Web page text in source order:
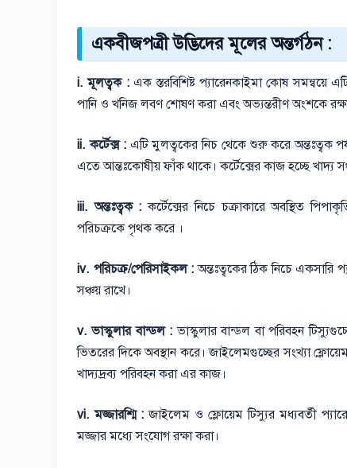
একবীজপত্রী উদ্ভিদের মূলের অন্তর্গঠন :
i. মূলত্বক :এক স্তরবিশিষ্ট প্যারেনকাইমা কোষ
পানি ও খনিজ লবণ শোষণ করা এবং অভ্যন্তরীণ অংশকে
ii. কর্টেক্স :এটি মুলত্বকের নিচ থেকে শুরু করে অন্তঃত্বক
এতে আন্তঃকোষীয় ফাঁক থাকে। কর্টেক্সের কাজ হচ্ছে খাদ্য
iii. অন্তঃত্বক : কর্টেক্সের নিচে চক্রাকারে অবস্থিত
পরিচক্রকে পৃথক করে ।
iv. পরিচক্র/পেরিসাইকল : অন্তঃত্বকের ঠিক নিচে একসারি
সঞ্চয় রাখে।
v. ভাস্কুলার বান্ডল : ভাস্কুলার বান্ডল বা পরিবহন
ভিতরের দিকে অবস্থান করে। জাইলেমগুচ্ছের সংখ্যা
খাদ্যদ্রব্য পরিবহন করা এর কাজ।
vi. মজ্জারশ্মি : জাইলেম ও ফ্লোয়েম টিস্যুর মধ্যবর্তী
মজ্জার মধ্যে সংযোগ রক্ষা করা।